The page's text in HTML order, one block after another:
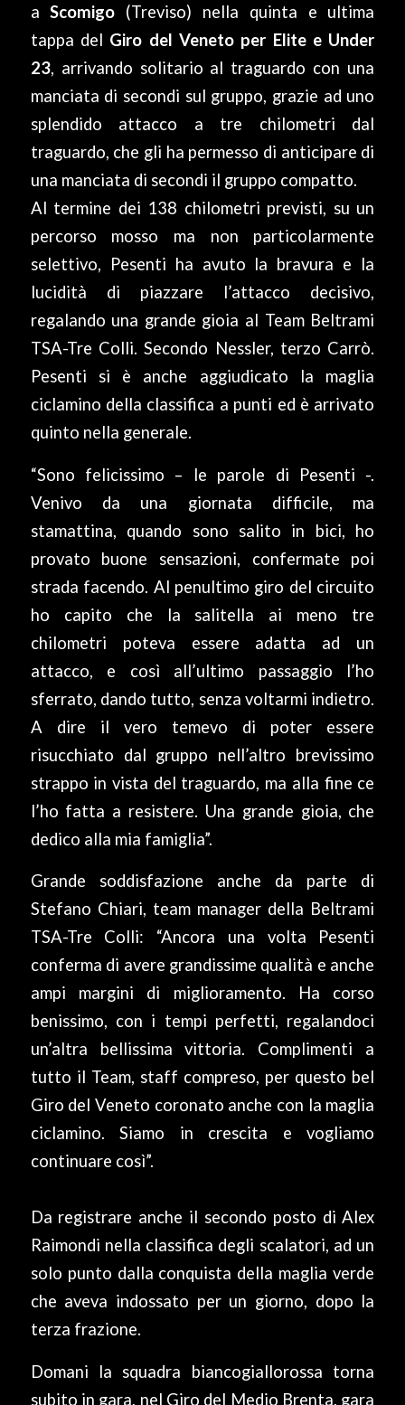
aScomigo (Treviso) nella quinta e ultima
tappa del Giro del Veneto per Elite e Under
23, arrivando solitario al traguardo con una
manciata di secondi sul gruppo, grazie ad uno
splendido attacco a tre chilometri dal
traguardo, che gli ha permesso di anticipare di
una manciata di secondi il gruppo compatto.
Al termine dei 138 chilometri previsti, su un
percorso mosso ma non particolarmente
selettivo, Pesenti ha avuto la bravura e la
lucidità di piazzare l’attacco decisivo,
regalando una grande gioia al Team Beltrami
TSA-Tre Colli. Secondo Nessler, terzo Carrò.
Pesenti si è anche aggiudicato la maglia
ciclamino della classifica a punti ed è arrivato
quinto nella generale.
“Sono felicissimo – le parole di Pesenti -.
Venivo da una giornata difficile, ma
stamattina, quando sono salito in bici, ho
provato buone sensazioni, confermate poi
strada facendo. Al penultimo giro del circuito
ho capito che la salitella ai meno tre
chilometri poteva essere adatta ad un
attacco, e così all’ultimo passaggio l’ho
sferrato, dando tutto, senza voltarmi indietro.
A dire il vero temevo di poter essere
risucchiato dal gruppo nell’altro brevissimo
strappo in vista del traguardo, ma alla fine ce
l’ho fatta a resistere. Una grande gioia, che
dedico alla mia famiglia”.
Grande soddisfazione anche da parte di
Stefano Chiari, team manager della Beltrami
TSA-Tre Colli: “Ancora una volta Pesenti
conferma di avere grandissime qualità e anche
ampi margini di miglioramento. Ha corso
benissimo, con i tempi perfetti, regalandoci
un’altra bellissima vittoria. Complimenti a
tutto il Team, staff compreso, per questo bel
Giro del Veneto coronato anche con la maglia
ciclamino. Siamo in crescita e vogliamo
continuare così”.
Da registrare anche il secondo posto di Alex
Raimondi nella classifica degli scalatori, ad un
solo punto dalla conquista della maglia verde
che aveva indossato per un giorno, dopo la
terza frazione.
Domani la squadra biancogiallorossa torna
subito in gara, nel Giro del Medio Brenta, gara